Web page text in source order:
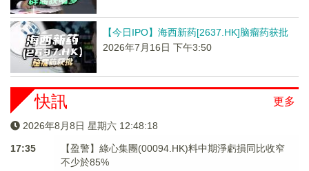
【今日IPO】海西新药[2637.HK]脑瘤药获批
2026年7月16日 下午3:50
更多
快訊
2026年8月8日 星期六 12:48:19
17:35
【盈警】綠心集團(00094.HK)料中期淨虧損同比收窄
不少於85%